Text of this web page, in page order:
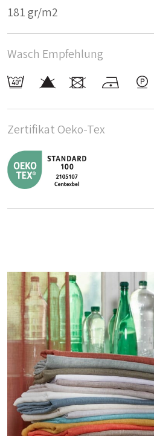
181 gr/m2
Wasch Empfehlung
Zertifikat Oeko-Tex